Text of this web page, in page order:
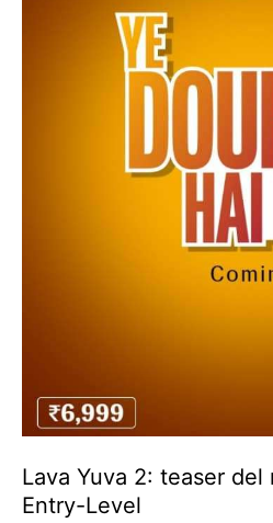
Lava Yuva 2: teaser
Entry-Level